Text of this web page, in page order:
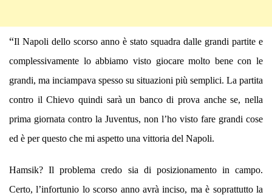
“Il Napoli dello scorso anno è stato squadra dalle grandi partite e
complessivamente lo abbiamo visto giocare molto bene con le
grandi, ma inciampava spesso su situazioni più semplici. La partita
contro il Chievo quindi sarà un banco di prova anche se, nella
prima giornata contro la Juventus, non l’ho visto fare grandi cose
ed è per questo che mi aspetto una vittoria del Napoli.
Hamsik? Il problema credo sia di posizionamento in campo.
Certo, l’infortunio lo scorso anno avrà inciso, ma è soprattutto la